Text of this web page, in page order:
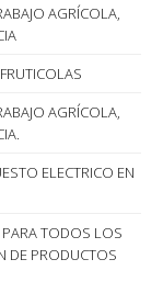
AGRÍCOLA,
AGRÍCOLA,
ELECTRICO EN
TODOS LOS
DE PRODUCTOS